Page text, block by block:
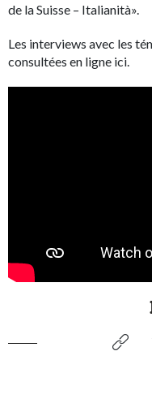
de la Suisse – Italianità».
Les interviews avec les
consultées en ligne ici.